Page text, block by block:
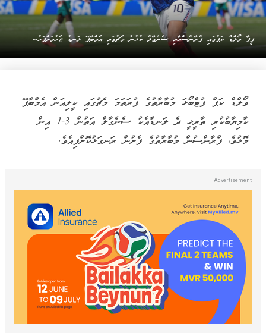
ފީފާ ވޯލްޑް ކަޕުގައި ފްރާންސްއާއި ސެނެގާލް ކުޅުނު މެޗުގައި އެމްބާޕޭ ލަނޑު ޖެހުމަށްފަހު--
ވޯލްޑް ކަޕް ފުޓްބޯޅަ މުބާރާތުގެ ފުރަތަމަ މެޗުގައި ކީލިއަން އެމްބާޕޭ
ކާމިޔާބުކުރި ތާރީޚީ ދެ ލަނޑާއެކު ސެނެގާލް އަތުން 3-1 އިން
މޮޅުވެ، ފްރާންސުން މުބާރާތުގެ ފެށުން ރަނގަޅުކޮށްފިއެވެ.